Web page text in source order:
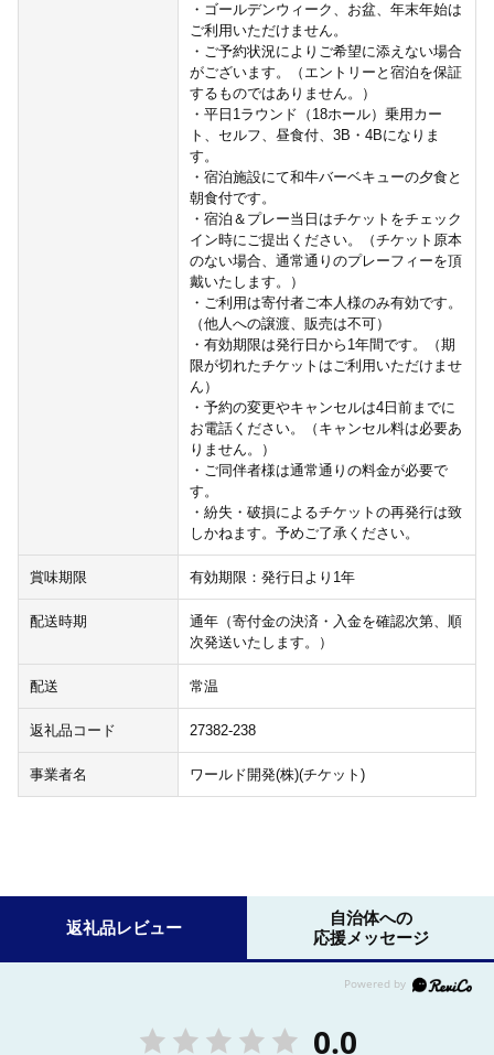
・ゴールデンウィーク、お盆、年末年始は
ご利用いただけません。
・ご予約状況によりご希望に添えない場合
がございます。（エントリーと宿泊を保証
するものではありません。）
・平日1ラウンド（18ホール）乗用カー
ト、セルフ、昼食付、3B・4Bになりま
す。
・宿泊施設にて和牛バーベキューの夕食と
朝食付です。
・宿泊＆プレー当日はチケットをチェック
イン時にご提出ください。（チケット原本
のない場合、通常通りのプレーフィーを頂
戴いたします。）
・ご利用は寄付者ご本人様のみ有効です。
（他人への譲渡、販売は不可）
・有効期限は発行日から1年間です。（期
限が切れたチケットはご利用いただけませ
ん）
・予約の変更やキャンセルは4日前までに
お電話ください。（キャンセル料は必要あ
りません。）
・ご同伴者様は通常通りの料金が必要で
す。
・紛失・破損によるチケットの再発行は致
しかねます。予めご了承ください。
賞味期限 有効期限：発行日より1年
配送時期
通年（寄付金の決済・入金を確認次第、順
次発送いたします。）
配送 常温
返礼品コード 27382-238
事業者名 ワールド開発(株)(チケット)
返礼品レビュー
自治体への
応援メッセージ
0.0